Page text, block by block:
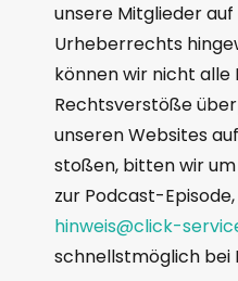
unsere Mitglieder
Urheberrechts
können wir nicht
Rechtsverstöße
unseren Websites
stoßen, bitten wir um
zur Podcast-
hinweis@click-
schnellstmöglich bei